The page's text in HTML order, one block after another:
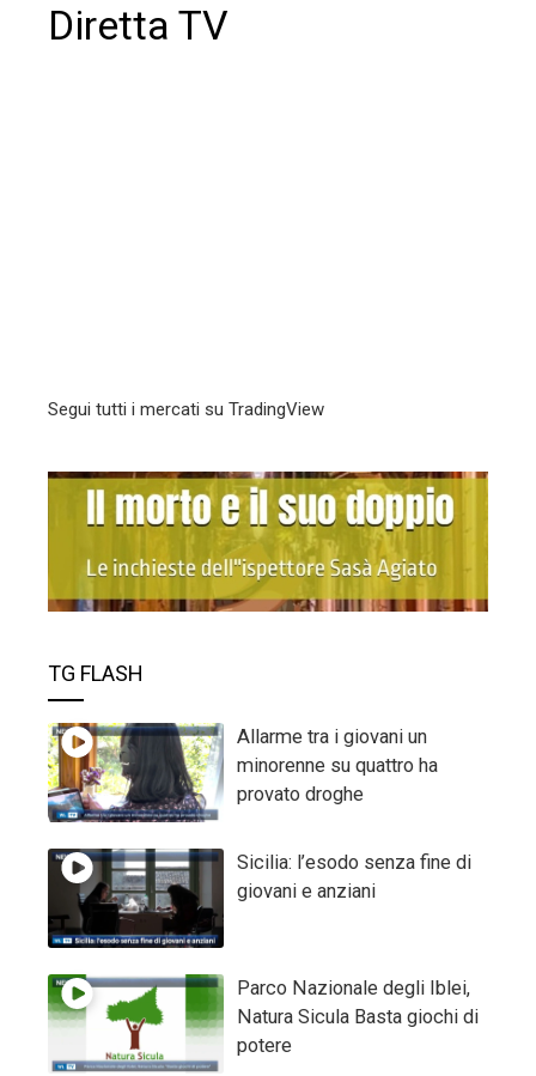
Diretta TV
Segui tutti i mercati su TradingView
TG FLASH
Allarme tra i giovani un
minorenne su quattro ha
provato droghe
Sicilia: l’esodo senza fine di
giovani e anziani
Parco Nazionale degli Iblei,
Natura Sicula Basta giochi di
potere